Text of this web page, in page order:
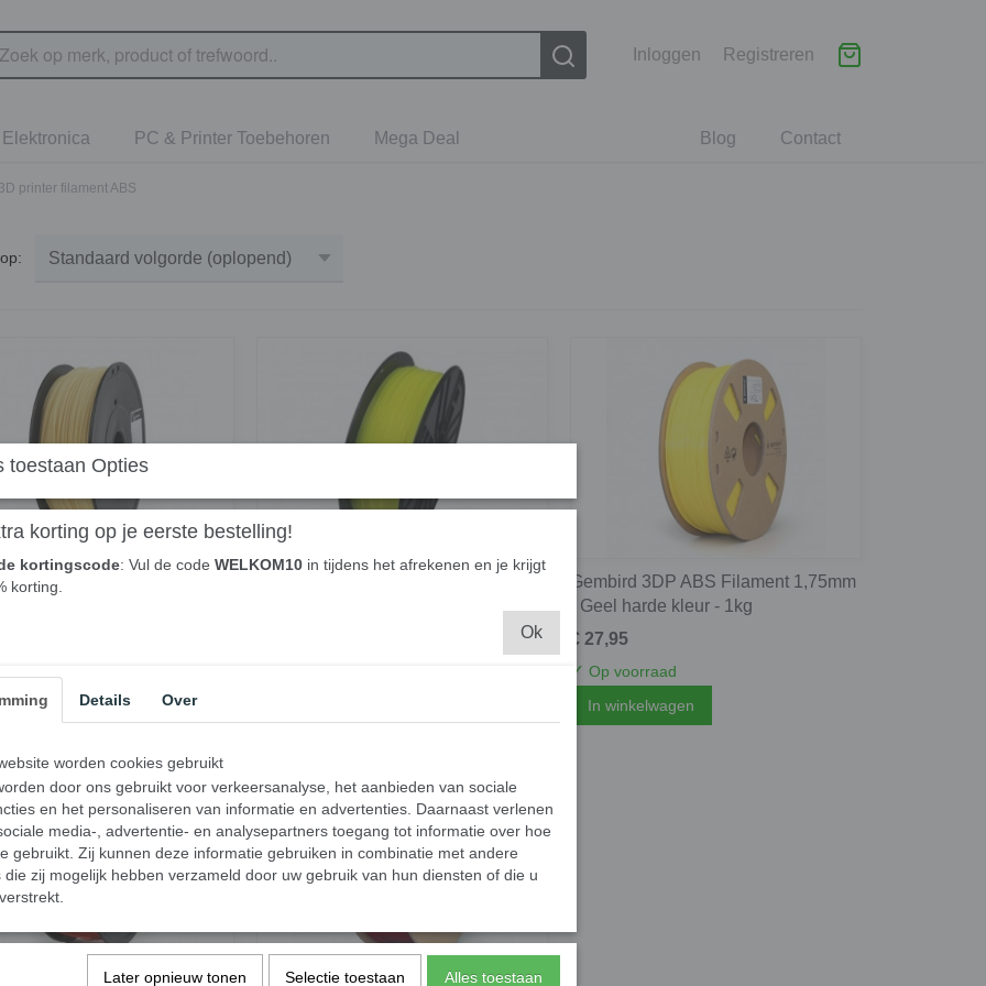
Inloggen Registreren
Contact
Blog
Elektronica PC & Printer Toebehoren Mega Deal
3D printer filament ABS
op:
3DP ABS Filament 1,75mm
Gembird 3DP ABS Filament 1,75mm
- Geel harde kleur - 1kg
€ 27,95
✓ Op voorraad
In winkelwagen
toestaan Opties
korting op je eerste bestelling!
kortingscode: Vul de code WELKOM10 in tijdens het afrekenen en je krijgt
korting.
Ok
Details Over
worden cookies gebruikt
door ons gebruikt voor verkeersanalyse, het aanbieden van sociale
en het personaliseren van informatie en advertenties. Daarnaast verlenen
media-, advertentie- en analysepartners toegang tot informatie over hoe
gebruikt. Zij kunnen deze informatie gebruiken in combinatie met andere
die zij mogelijk hebben verzameld door uw gebruik van hun diensten of die u
Later opnieuw tonen Selectie toestaan Alles toestaan